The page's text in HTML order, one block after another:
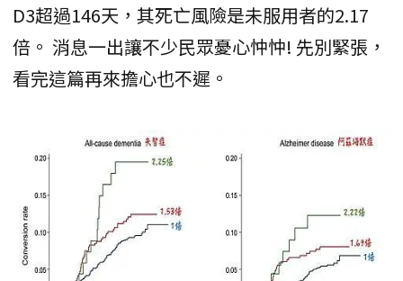
D3超過146天，其死亡風險是未服用者的2.17
倍。 消息一出讓不少民眾憂心忡忡! 先別緊張，
看完這篇再來擔心也不遲。